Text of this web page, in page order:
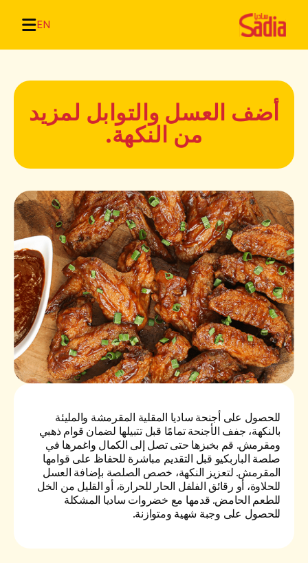
EN
أضف العسل والتوابل لمزيد
من النكهة.
للحصول على أجنحة ساديا المقلية المقرمشة والمليئة
بالنكهة، جفف الأجنحة تمامًا قبل تتبيلها لضمان قوام ذهبي
ومقرمش. قم بخبزها حتى تصل إلى الكمال واغمرها في
صلصة الباربكيو قبل التقديم مباشرة للحفاظ على قوامها
المقرمش. لتعزيز النكهة، خصص الصلصة بإضافة العسل
للحلاوة، أو رقائق الفلفل الحار للحرارة، أو القليل من الخل
للطعم الحامض. قدمها مع خضروات ساديا المشكلة
للحصول على وجبة شهية ومتوازنة.